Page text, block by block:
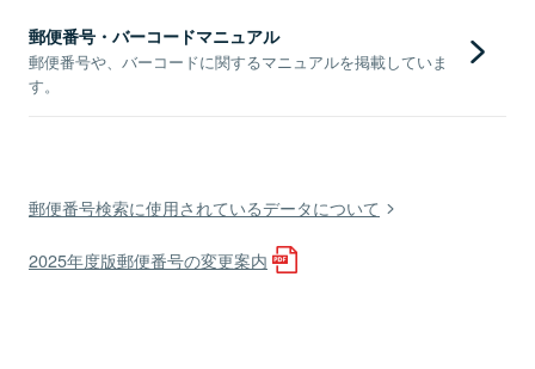
郵便番号・バーコードマニュアル
郵便番号や、バーコードに関するマニュアルを掲載していま
す。
郵便番号検索に使用されているデータについて
2025年度版郵便番号の変更案内